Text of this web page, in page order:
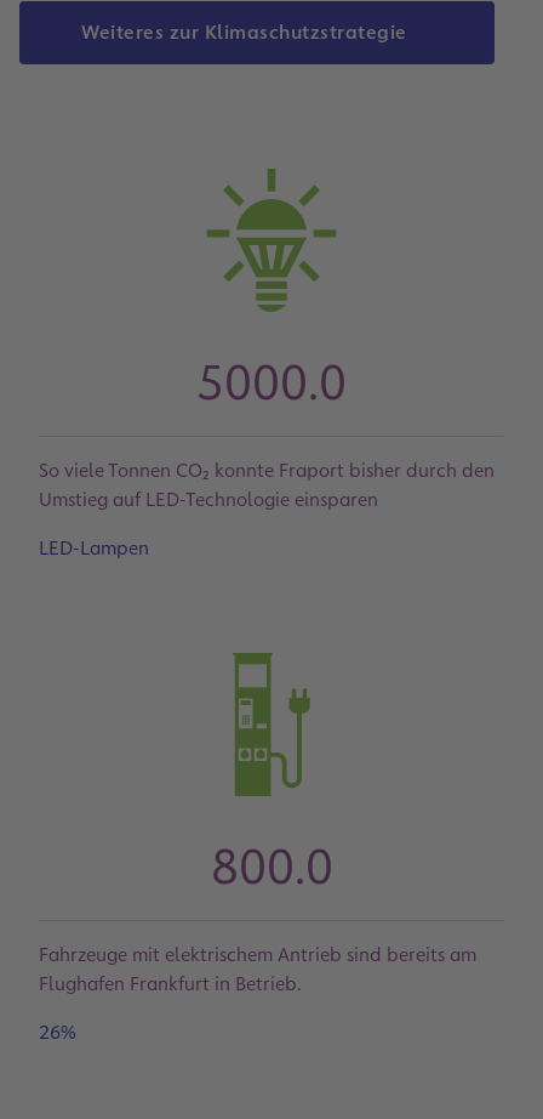
Weiteres zur Klimaschutzstrategie
5000.0
So viele Tonnen CO₂ konnte Fraport bisher durch den
Umstieg auf LED-Technologie einsparen
LED-Lampen
800.0
Fahrzeuge mit elektrischem Antrieb sind bereits am
Flughafen Frankfurt in Betrieb.
26%